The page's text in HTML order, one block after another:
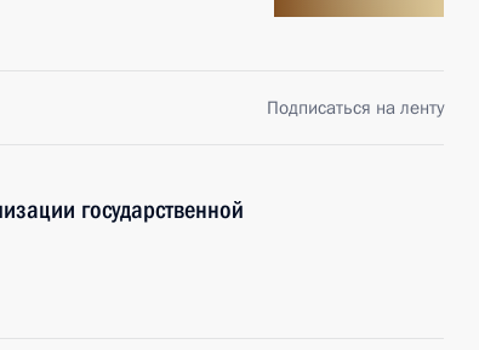
Подписаться на ленту
государственной